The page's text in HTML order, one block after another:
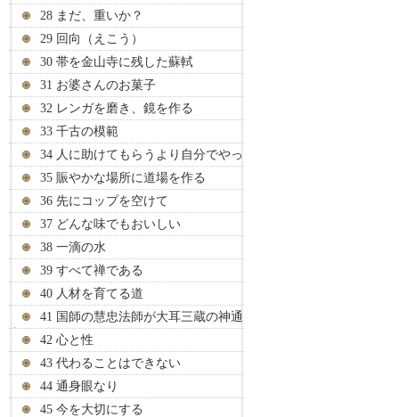
28 まだ、重いか？
29 回向（えこう）
30 帯を金山寺に残した蘇軾
31 お婆さんのお菓子
32 レンガを磨き、鏡を作る
33 千古の模範
34 人に助けてもらうより自分でやっ
35 賑やかな場所に道場を作る
36 先にコップを空けて
37 どんな味でもおいしい
38 一滴の水
39 すべて禅である
40 人材を育てる道
41 国師の慧忠法師が大耳三蔵の神通
力を見抜く42 心と性
43 代わることはできない
44 通身眼なり
45 今を大切にする